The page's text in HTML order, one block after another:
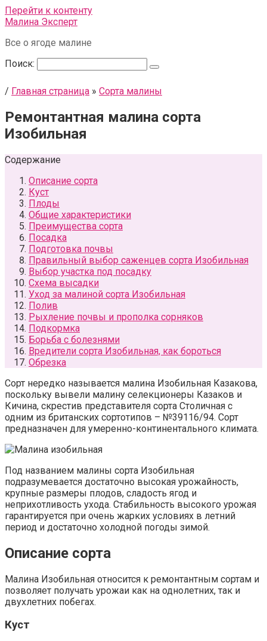
Перейти к контенту
Малина Эксперт
Все о ягоде малине
Поиск:
/ Главная страница » Сорта малины
Ремонтантная малина сорта
Изобильная
Содержание
Описание сорта
Куст
Плоды
Общие характеристики
Преимущества сорта
Посадка
Подготовка почвы
Правильный выбор саженцев сорта Изобильная
Выбор участка под посадку
Схема высадки
Уход за малиной сорта Изобильная
Полив
Рыхление почвы и прополка сорняков
Подкормка
Борьба с болезнями
Вредители сорта Изобильная, как бороться
Обрезка
Сорт нередко называется малина Изобильная Казакова,
поскольку вывели малину селекционеры Казаков и
Кичина, скрестив представителя сорта Столичная с
одним из британских сортотипов – №39116/94. Сорт
предназначен для умеренно-континентального климата.
Под названием малины сорта Изобильная
подразумевается достаточно высокая урожайность,
крупные размеры плодов, сладость ягод и
неприхотливость ухода. Стабильность высокого урожая
гарантируется при очень жарких условиях в летний
период и достаточно холодной погоды зимой.
Описание сорта
Малина Изобильная относится к ремонтантным сортам и
позволяет получать урожаи как на однолетних, так и
двухлетних побегах.
Куст